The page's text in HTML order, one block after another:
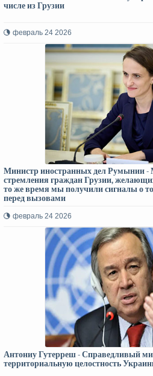
числе из Грузии
февраль 24 2026
Министр иностранных дел Румынии
стремления граждан Грузии,
то же время мы получили сигналы о
перед вызовами
февраль 24 2026
Антониу Гутерреш - Справедливый
территориальную целостность